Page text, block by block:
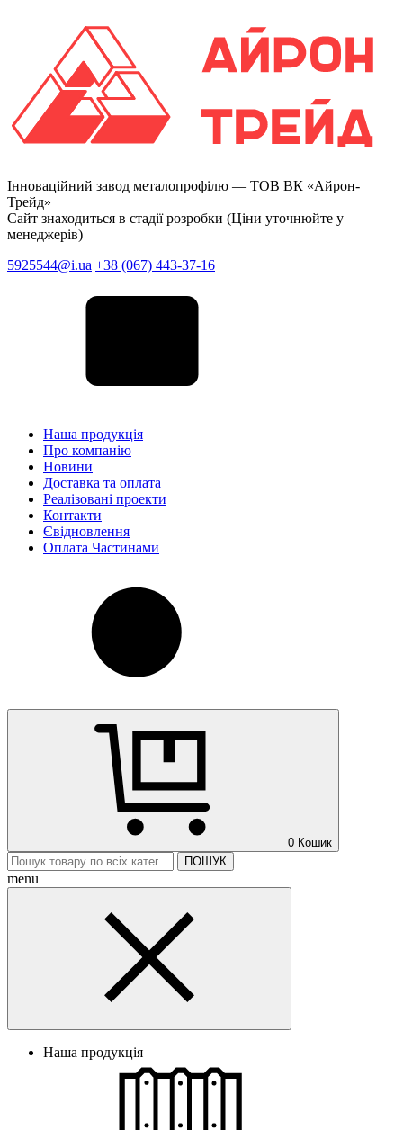
Інноваційний завод металопрофілю — ТОВ ВК «Айрон-
Трейд»
Сайт знаходиться в стадії розробки (Ціни уточнюйте у
менеджерів)
5925544@i.ua +38 (067) 443-37-16
Наша продукція
Про компанію
Новини
Доставка та оплата
Реалізовані проекти
Контакти
Євідновлення
Оплата Частинами
0 Кошик
ПОШУК
menu
Наша продукція